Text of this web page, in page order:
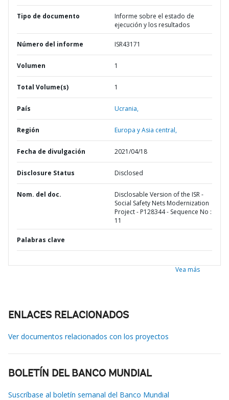
Tipo de documento
Informe sobre el estado de
ejecución y los resultados
Número del informe ISR43171
Volumen 1
Total Volume(s) 1
País Ucrania,
Región Europa y Asia central,
Fecha de divulgación 2021/04/18
Disclosure Status Disclosed
Nom. del doc.
Disclosable Version of the ISR -
Social Safety Nets Modernization
Project - P128344 - Sequence No :
11
Palabras clave
Vea más
ENLACES RELACIONADOS
Ver documentos relacionados con los proyectos
BOLETÍN DEL BANCO MUNDIAL
Suscríbase al boletín semanal del Banco Mundial